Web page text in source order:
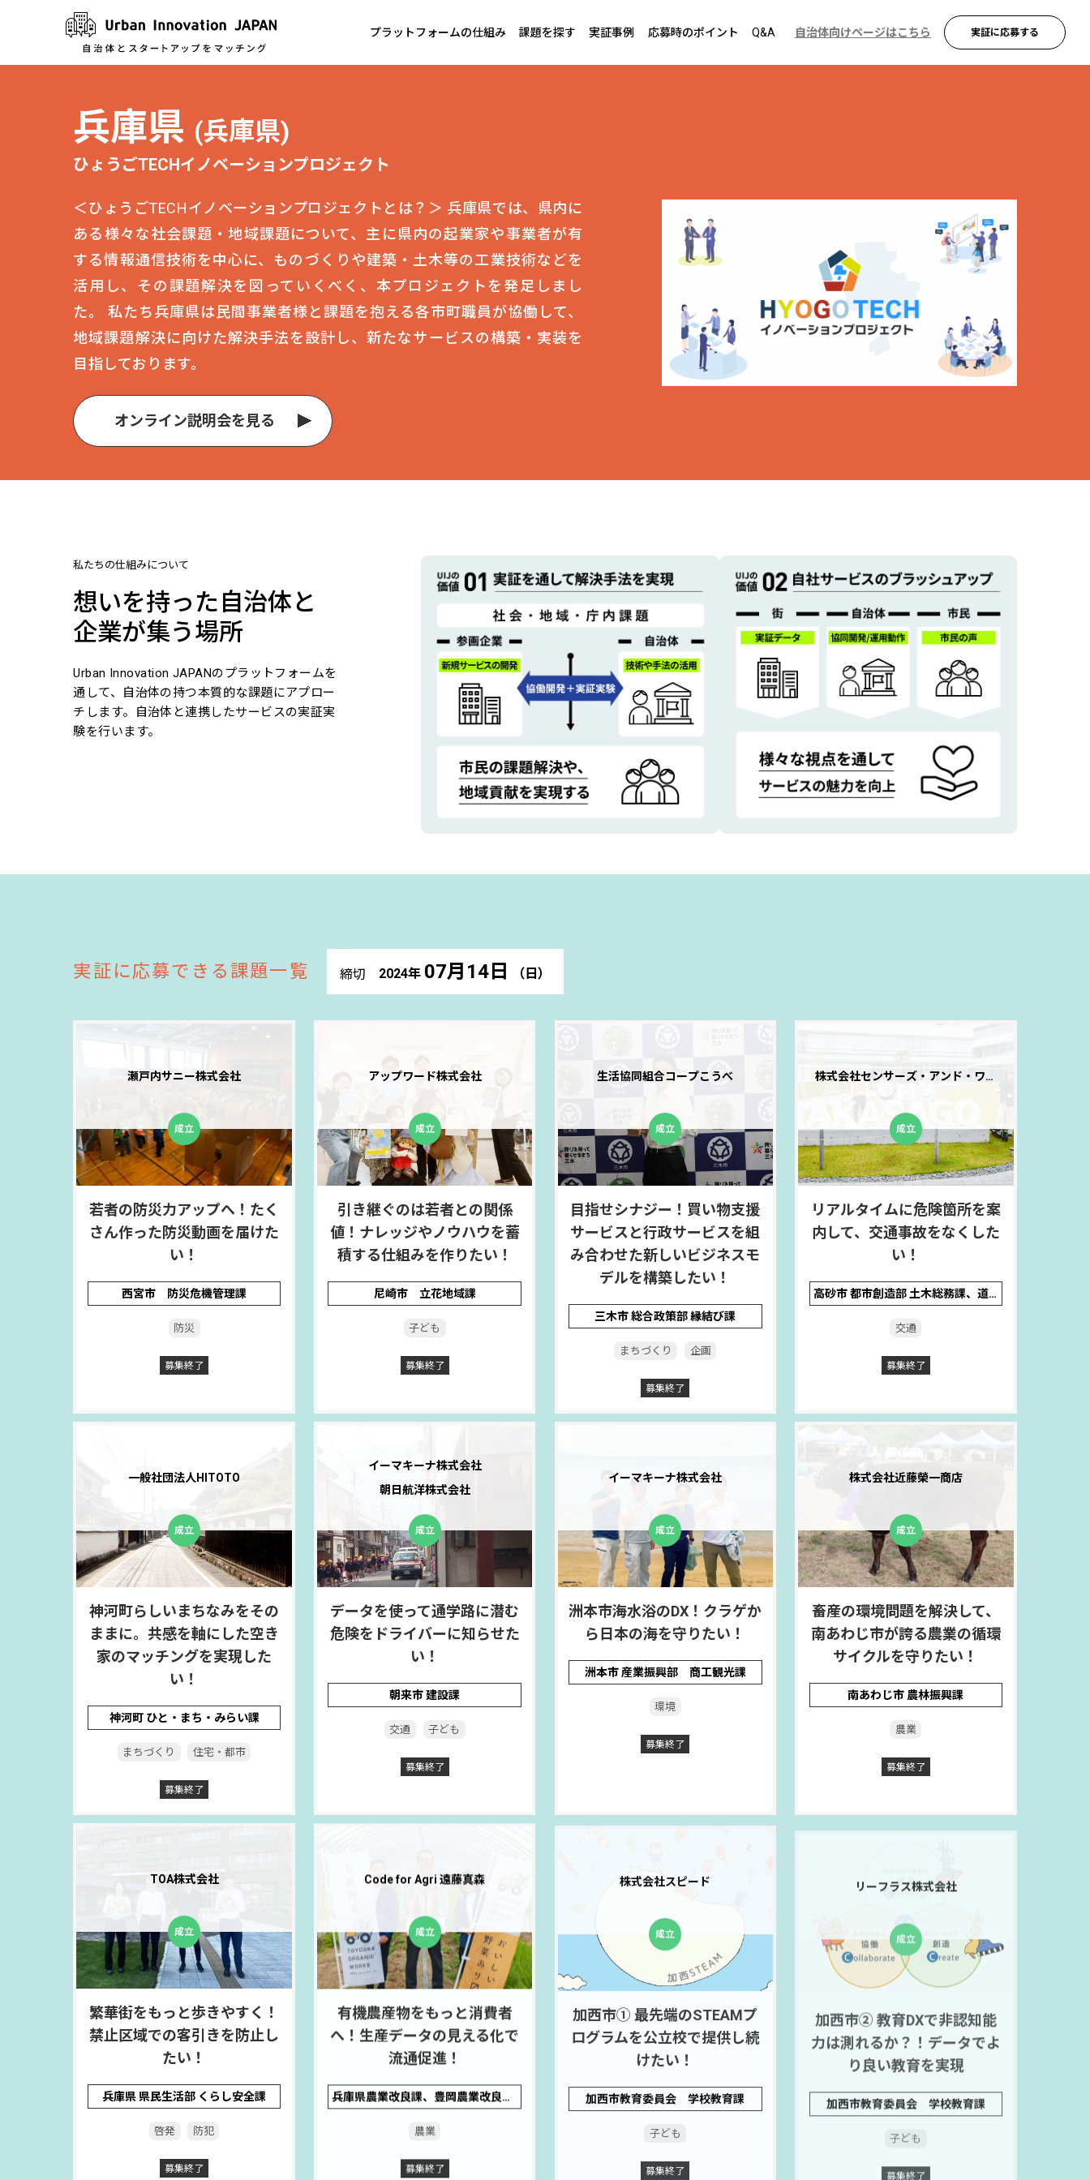
プラットフォームの仕組み 課題を探す 実証事例 応募時のポイント Q&A 自治体向けページはこちら 実証に応募する
兵庫県 (兵庫県)
ひょうごTECHイノベーションプロジェクト
＜ひょうごTECHイノベーションプロジェクトとは？＞ 兵庫県では、県内に
ある様々な社会課題・地域課題について、主に県内の起業家や事業者が有
する情報通信技術を中心に、ものづくりや建築・土木等の工業技術などを
活用し、その課題解決を図っていくべく、本プロジェクトを発足しまし
た。 私たち兵庫県は民間事業者様と課題を抱える各市町職員が協働して、
地域課題解決に向けた解決手法を設計し、新たなサービスの構築・実装を
目指しております。
オンライン説明会を見る
私たちの仕組みについて
想いを持った自治体と
企業が集う場所
Urban Innovation JAPANのプラットフォームを
通して、自治体の持つ本質的な課題にアプロー
チします。自治体と連携したサービスの実証実
験を行います。
実証に応募できる 課題一覧 締切 2024年 07月14日 （日）
瀬戸内サニー株式会社
若者の防災力アップへ！たく
さん作った防災動画を届けた
い！
西宮市 防災危機管理課
防災
募集終了
アップワード株式会社
引き継ぐのは若者との関係
値！ナレッジやノウハウを蓄
積する仕組みを作りたい！
尼崎市 立花地域課
子ども
募集終了
生活協同組合コープこうべ
目指せシナジー！買い物支援
サービスと行政サービスを組
み合わせた新しいビジネスモ
デルを構築したい！
三木市 総合政策部 縁結び課
まちづくり 企画
募集終了
株式会社センサーズ・アンド・ワー
リアルタイムに危険箇所を案
内して、交通事故をなくした
い！
高砂市 都市創造部 土木総務課、道路公園課
交通
募集終了
一般社団法人HITOTO
神河町らしいまちなみをその
ままに。共感を軸にした空き
家のマッチングを実現した
い！
神河町 ひと・まち・みらい課
まちづくり 住宅・都市
募集終了
イーマキーナ株式会社
朝日航洋株式会社
データを使って通学路に潜む
危険をドライバーに知らせた
い！
朝来市 建設課
交通 子ども
募集終了
イーマキーナ株式会社
洲本市海水浴のDX！クラゲか
ら日本の海を守りたい！
洲本市 産業振興部 商工観光課
環境
募集終了
株式会社近藤榮一商店
畜産の環境問題を解決して、
南あわじ市が誇る農業の循環
サイクルを守りたい！
南あわじ市 農林振興課
農業
募集終了
TOA株式会社
繁華街をもっと歩きやすく！
禁止区域での客引きを防止し
たい！
兵庫県 県民生活部 くらし安全課
啓発 防犯
募集終了
Code for Agri 遠藤真森
有機農産物をもっと消費者
へ！生産データの見える化で
流通促進！
兵庫県農業改良課、豊岡農業改良普及センター
農業
募集終了
株式会社スピード
加西市① 最先端のSTEAMプ
ログラムを公立校で提供し続
けたい！
加西市教育委員会 学校教育課
子ども
募集終了
リーフラス株式会社
加西市② 教育DXで非認知能
力は測れるか？！データでよ
り良い教育を実現
加西市教育委員会 学校教育課
子ども
募集終了